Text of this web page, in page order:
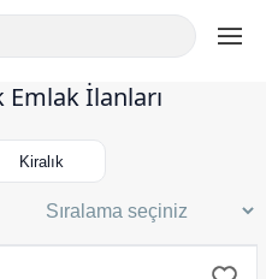
Emlak İlanları
Kiralık